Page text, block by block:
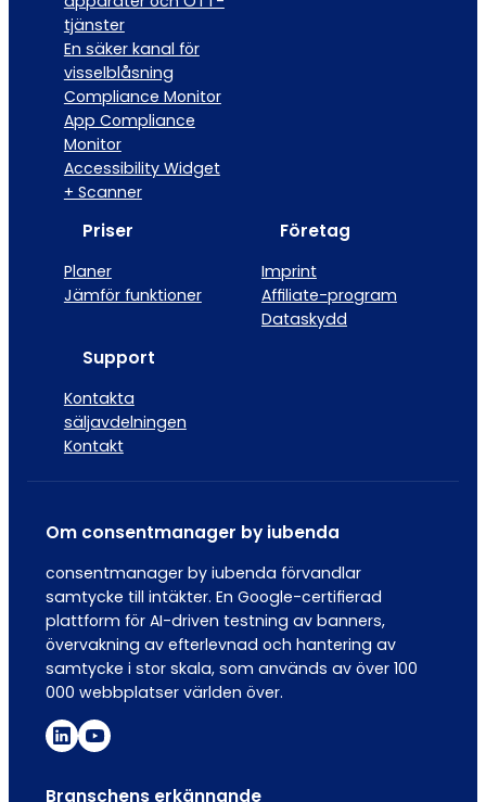
tjänster
En säker kanal för
visselblåsning
Compliance Monitor
App Compliance
Monitor
Accessibility Widget
+ Scanner
Priser
Planer
Jämför funktioner
Företag
Imprint
Affiliate-program
Dataskydd
Support
Kontakta
säljavdelningen
Kontakt
Om consentmanager by iubenda
consentmanager by iubenda förvandlar
samtycke till intäkter. En Google-certifierad
plattform för AI-driven testning av banners,
övervakning av efterlevnad och hantering av
samtycke i stor skala, som används av över 100
000 webbplatser världen över.
Branschens erkännande